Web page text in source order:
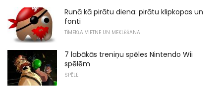
Runā kā pirātu diena: pirātu klipkopas un
fonti
TĪMEKĻA VIETNE UN MEKLĒŠANA
7 labākās treniņu spēles Nintendo Wii
spēlēm
SPĒLE